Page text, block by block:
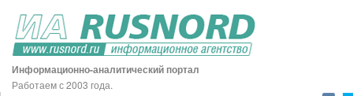
Информационно-аналитический портал
Работаем с 2003 года.